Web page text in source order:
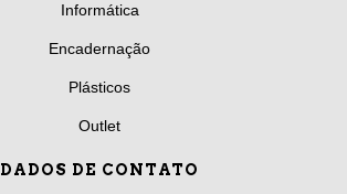
Informática
Encadernação
Plásticos
Outlet
DADOS DE CONTATO